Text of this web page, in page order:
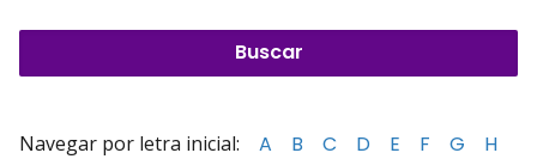
Navegar por letra inicial: A B C D E F G
H